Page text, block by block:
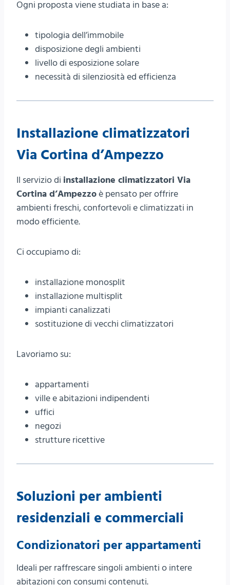
Ogni proposta viene studiata in base a:
tipologia dell’immobile
disposizione degli ambienti
livello di esposizione solare
necessità di silenziosità ed efficienza
Installazione climatizzatori
Via Cortina d’Ampezzo
Il servizio di installazione climatizzatori Via
Cortina d’Ampezzoè pensato per offrire
ambienti freschi, confortevoli e climatizzati in
modo efficiente.
Ci occupiamo di:
installazione monosplit
installazione multisplit
impianti canalizzati
sostituzione di vecchi climatizzatori
Lavoriamo su:
appartamenti
ville e abitazioni indipendenti
uffici
negozi
strutture ricettive
Soluzioni per ambienti
residenziali e commerciali
Condizionatori per appartamenti
Ideali per raffrescare singoli ambienti o intere
abitazioni con consumi contenuti.